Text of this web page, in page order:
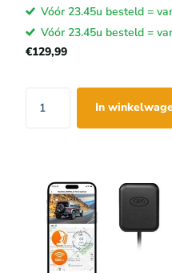
Vóór 23.45u besteld =
Vóór 23.45u besteld =
€129,99
In